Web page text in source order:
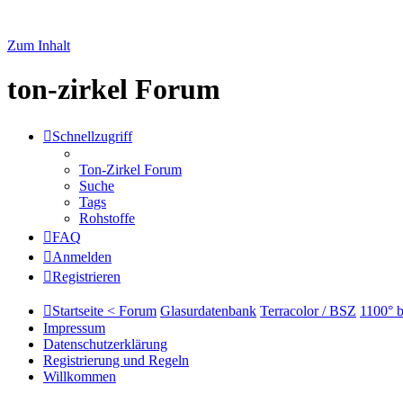
Zum Inhalt
ton-zirkel Forum
Schnellzugriff
Ton-Zirkel Forum
Suche
Tags
Rohstoffe
FAQ
Anmelden
Registrieren
Startseite < Forum Glasurdatenbank Terracolor / BSZ 1100°
Impressum
Datenschutzerklärung
Registrierung und Regeln
Willkommen